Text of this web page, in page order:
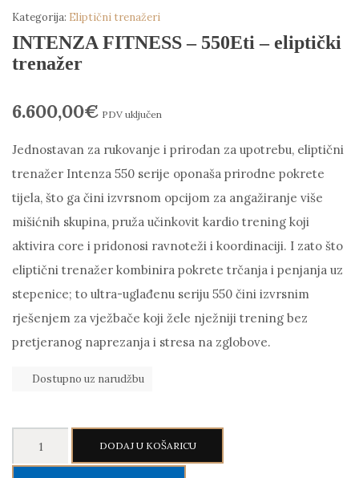
Kategorija: Eliptični trenažeri
INTENZA FITNESS – 550Eti – eliptički
trenažer
6.600,00€ PDV uključen
Jednostavan za rukovanje i prirodan za upotrebu, eliptični
trenažer Intenza 550 serije oponaša prirodne pokrete
tijela, što ga čini izvrsnom opcijom za angažiranje više
mišićnih skupina, pruža učinkovit kardio trening koji
aktivira core i pridonosi ravnoteži i koordinaciji. I zato što
eliptični trenažer kombinira pokrete trčanja i penjanja uz
stepenice; to ultra-uglađenu seriju 550 čini izvrsnim
rješenjem za vježbače koji žele nježniji trening bez
pretjeranog naprezanja i stresa na zglobove.
Dostupno uz narudžbu
FITNESS
DODAJ U KOŠARICU